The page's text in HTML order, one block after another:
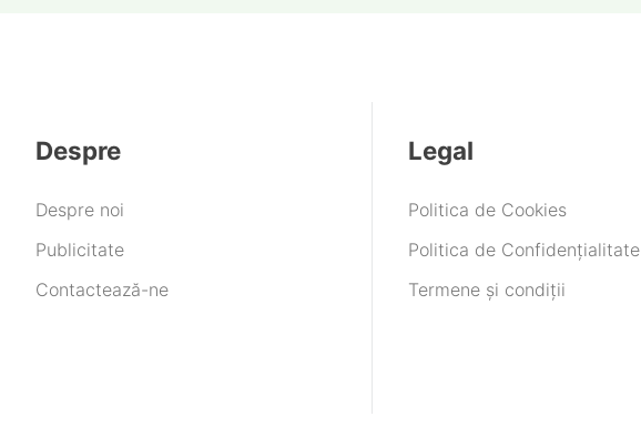
Despre
Despre noi
Publicitate
Contactează-ne
Legal
Politica de Cookies
Politica de Confidențialitate
Termene și condiții